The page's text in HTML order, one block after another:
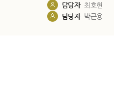
담당자 최호현
담당자 박근용